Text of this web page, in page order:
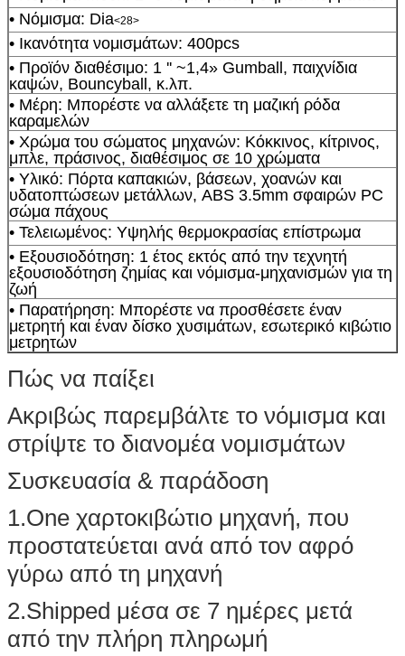
• Νόμισμα: Dia<28>
• Ικανότητα νομισμάτων: 400pcs
• Προϊόν διαθέσιμο: 1 '' ~1,4» Gumball, παιχνίδια
καψών, Bouncyball, κ.λπ.
• Μέρη: Μπορέστε να αλλάξετε τη μαζική ρόδα
καραμελών
• Χρώμα του σώματος μηχανών: Κόκκινος, κίτρινος,
μπλε, πράσινος, διαθέσιμος σε 10 χρώματα
• Υλικό: Πόρτα καπακιών, βάσεων, χοανών και
υδατοπτώσεων μετάλλων, ABS 3.5mm σφαιρών PC
σώμα πάχους
• Τελειωμένος: Υψηλής θερμοκρασίας επίστρωμα
• Εξουσιοδότηση: 1 έτος εκτός από την τεχνητή
εξουσιοδότηση ζημίας και νόμισμα-μηχανισμών για τη
ζωή
• Παρατήρηση: Μπορέστε να προσθέσετε έναν
μετρητή και έναν δίσκο χυσιμάτων, εσωτερικό κιβώτιο
μετρητών
Πώς να παίξει
Ακριβώς παρεμβάλτε το νόμισμα και
στρίψτε το διανομέα νομισμάτων
Συσκευασία & παράδοση
1.One χαρτοκιβώτιο μηχανή, που
προστατεύεται ανά από τον αφρό
γύρω από τη μηχανή
2.Shipped μέσα σε 7 ημέρες μετά
από την πλήρη πληρωμή